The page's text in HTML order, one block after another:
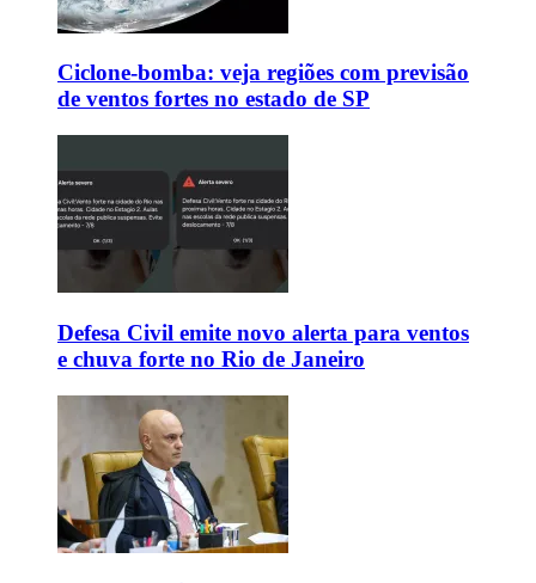
Ciclone-bomba: veja regiões com previsão
de ventos fortes no estado de SP
Defesa Civil emite novo alerta para ventos
e chuva forte no Rio de Janeiro